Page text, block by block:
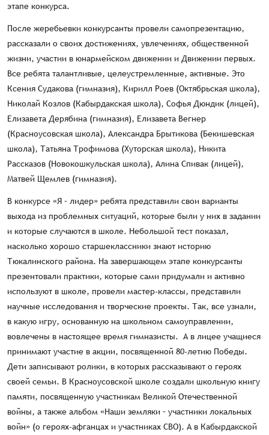
этапе конкурса.
После жеребьевки конкурсанты провели самопрезентацию,
рассказали о своих достижениях, увлечениях, общественной
жизни, участии в юнармейском движении и Движении первых.
Все ребята талантливые, целеустремленные, активные. Это
Ксения Судакова (гимназия), Кирилл Роев (Октябрьская школа),
Николай Козлов (Кабырдакская школа), Софья Дюндик (лицей),
Елизавета Дерябина (гимназия), Елизавета Вегнер
(Красноусовская школа), Александра Брытикова (Бекишевская
школа), Татьяна Трофимова (Хуторская школа), Никита
Рассказов (Новокошкульская школа), Алина Спивак (лицей),
Матвей Щемлев (гимназия).
В конкурсе «Я – лидер» ребята представили свои варианты
выхода из проблемных ситуаций, которые были у них в задании
и которые случаются в школе. Небольшой тест показал,
насколько хорошо старшеклассники знают историю
Тюкалинского района. На завершающем этапе конкурсанты
презентовали практики, которые сами придумали и активно
используют в школе, провели мастер-классы, представили
научные исследования и творческие проекты. Так, все узнали,
в какую игру, основанную на школьном самоуправлении,
вовлечены в настоящее время гимназисты. А в лицее учащиеся
принимают участие в акции, посвященной 80-летию Победы.
Дети записывают ролики, в которых рассказывают о героях
своей семьи. В Красноусовской школе создали школьную книгу
памяти, посвященную участникам Великой Отечественной
войны, а также альбом «Наши земляки – участники локальных
войн» (о героях-афганцах и участниках СВО). А в Кабырдакской